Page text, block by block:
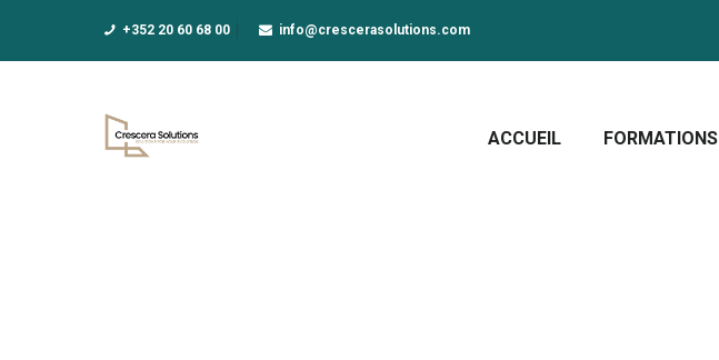
+352 20 60 68 00 info@crescerasolutions.com
ACCUEIL FORMATIONS
FORMATIONS